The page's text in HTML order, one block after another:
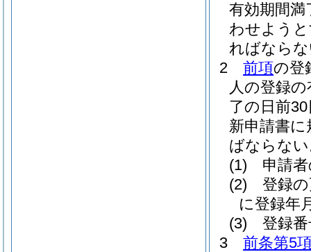
有効期間
わせよう
ればなら
2
前項の登
人の登録
了の日前
新申請書
ばならな
(1)
申請
(2)
登録
に登録年
(3)
登録
3
前条第5